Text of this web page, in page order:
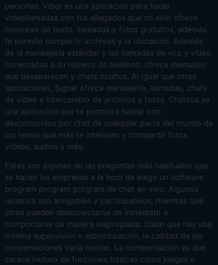
personas. Viber es una aplicación para hacer
videollamadas con tus allegados que no sólo ofrece
mensajes de texto, llamadas y fotos gratuitos, además
te permite compartir archivos y la ubicación. Además
de la mensajería estándar y las llamadas de voz y vídeo
conectadas a su número de teléfono, ofrece mensajes
que desaparecen y chats ocultos. Al igual que otras
aplicaciones, Signal ofrece mensajería, llamadas, chats
de vídeo e intercambio de archivos y fotos. Chatous es
una aplicación que te permitirá hablar con
desconocidos por chat de cualquier parte del mundo de
los temas que más te interesen y compartir fotos,
vídeos, audios y más.
Estas son algunas de las preguntas más habituales que
se hacen las empresas a la hora de elegir un software
program program program de chat en vivo. Algunos
usuarios son amigables y participativos, mientras que
otros pueden desconectarse de inmediato o
comportarse de manera inapropiada. Dado que hay una
mínima supervisión o estructuración, la calidad de las
conversaciones varía mucho. La compensación es que
carece incluso de funciones básicas como juegos o